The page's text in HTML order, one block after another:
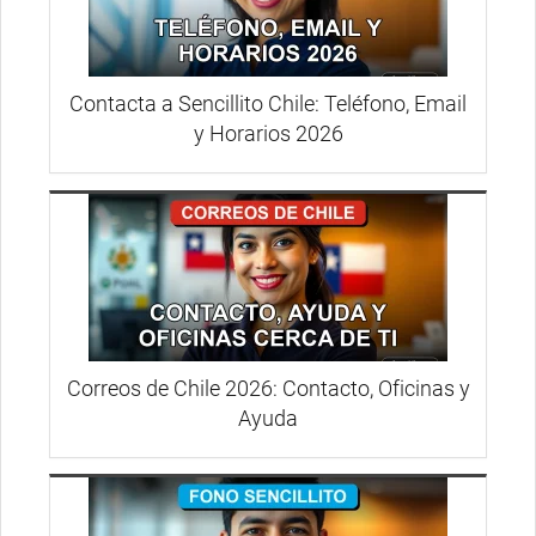
Contacta a Sencillito Chile: Teléfono, Email
y Horarios 2026
Correos de Chile 2026: Contacto, Oficinas y
Ayuda